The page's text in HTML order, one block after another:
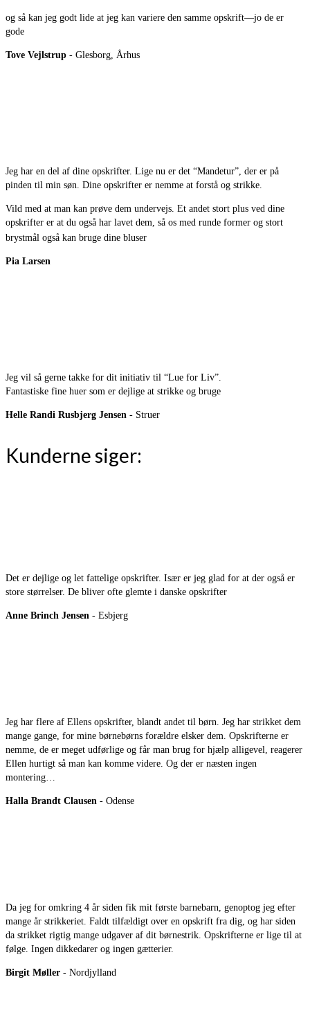
og så kan jeg godt lide at jeg kan variere den samme opskrift—jo de er
gode
Tove Vejlstrup - Glesborg, Århus
Jeg har en del af dine opskrifter. Lige nu er det “Mandetur”, der er på
pinden til min søn. Dine opskrifter er nemme at forstå og strikke.
Vild med at man kan prøve dem undervejs. Et andet stort plus ved dine
opskrifter er at du også har lavet dem, så os med runde former og stort
brystmål også kan bruge dine bluser
Pia Larsen
Jeg vil så gerne takke for dit initiativ til “Lue for Liv”.
Fantastiske fine huer som er dejlige at strikke og bruge
Helle Randi Rusbjerg Jensen - Struer
Kunderne siger:
Det er dejlige og let fattelige opskrifter. Især er jeg glad for at der også er
store størrelser. De bliver ofte glemte i danske opskrifter
Anne Brinch Jensen - Esbjerg
Jeg har flere af Ellens opskrifter, blandt andet til børn. Jeg har strikket dem
mange gange, for mine børnebørns forældre elsker dem. Opskrifterne er
nemme, de er meget udførlige og får man brug for hjælp alligevel, reagerer
Ellen hurtigt så man kan komme videre. Og der er næsten ingen
montering…
Halla Brandt Clausen - Odense
Da jeg for omkring 4 år siden fik mit første barnebarn, genoptog jeg efter
mange år strikkeriet. Faldt tilfældigt over en opskrift fra dig, og har siden
da strikket rigtig mange udgaver af dit børnestrik. Opskrifterne er lige til at
følge. Ingen dikkedarer og ingen gætterier.
Birgit Møller - Nordjylland